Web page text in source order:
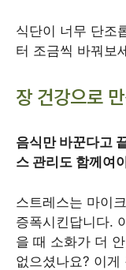
식단이 너무 단조
터 조금씩 바꿔보
장 건강으로
음식만 바꾼다고
스 관리도 함께여
스트레스는 마이
증폭시킨답니다.
을 때 소화가 더
없으셨나요? 이